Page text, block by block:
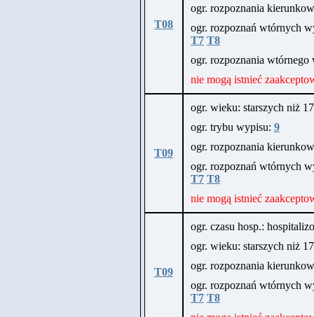
T08
ogr. rozpoznania
ogr. rozpoznań wtórnych
T7 T8
ogr. rozpoznania
nie mogą istnieć
T09
ogr. wieku: starszych niż
ogr. trybu wypisu: 9
ogr. rozpoznania
ogr. rozpoznań wtórnych
T7 T8
nie mogą istnieć
T09
ogr. czasu hosp.:
ogr. wieku: starszych niż
ogr. rozpoznania
ogr. rozpoznań wtórnych
T7 T8